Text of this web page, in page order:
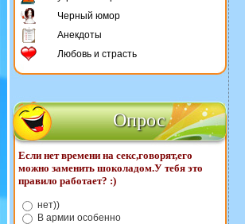
Черный юмор
Анекдоты
Любовь и страсть
Опрос
Если нет времени на секс,говорят,его
можно заменить шоколадом.У тебя это
правило работает? :)
нет))
В армии особенно